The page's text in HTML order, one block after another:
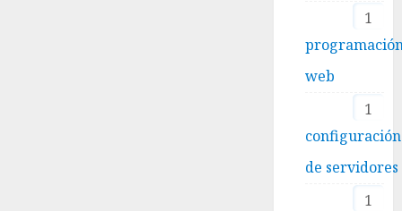
1
web
1
configuración
de servidores
1